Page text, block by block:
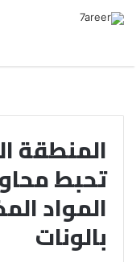
المنطقة
تحبط
المواد
بالونات